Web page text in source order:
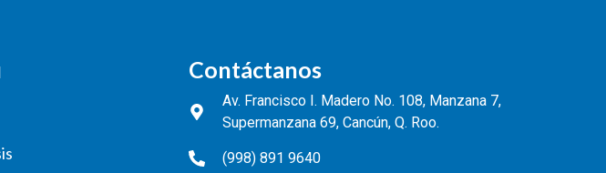
Contáctanos
Av. Francisco I. Madero No. 108, Manzana 7,
Supermanzana 69, Cancún, Q. Roo.
(998) 891 9640